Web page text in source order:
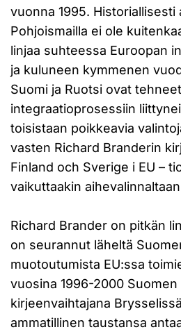
vuonna 1995. Historiallisesti
Pohjoismailla ei ole
linjaa suhteessa Euroopan
ja kuluneen kymmenen
Suomi ja Ruotsi ovat
integraatioprosessiin
toisistaan poikkeavia
vasten Richard Branderin
Finland och Sverige i EU –
vaikuttaakin
Richard Brander on pitkän
on seurannut läheltä
muotoutumista EU:ssa
vuosina 1996-2000
kirjeenvaihtajana
ammatillinen taustansa